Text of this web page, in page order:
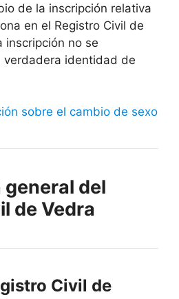
de la inscripción relativa
en el Registro Civil de
inscripción no se
verdadera identidad de
sobre el cambio de sexo
del
de Vedra
Civil de